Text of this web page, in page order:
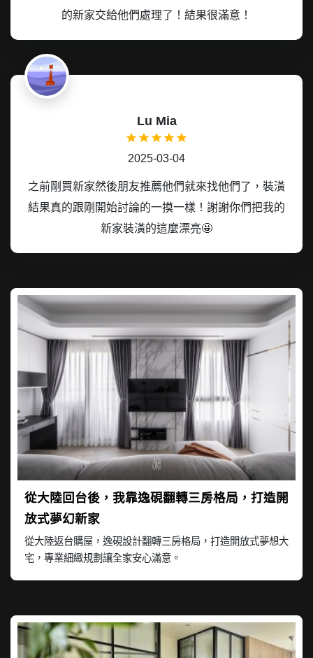
的新家交給他們處理了！結果很滿意！
Lu Mia
2025-03-04
之前剛買新家然後朋友推薦他們就來找他們了，裝潢
結果真的跟剛開始討論的一摸一樣！謝謝你們把我的
新家裝潢的這麼漂亮🤩
從大陸回台後，我靠逸硯翻轉三房格局，打造開
放式夢幻新家
從大陸返台購屋，逸硯設計翻轉三房格局，打造開放式夢想大
宅，專業細緻規劃讓全家安心滿意。